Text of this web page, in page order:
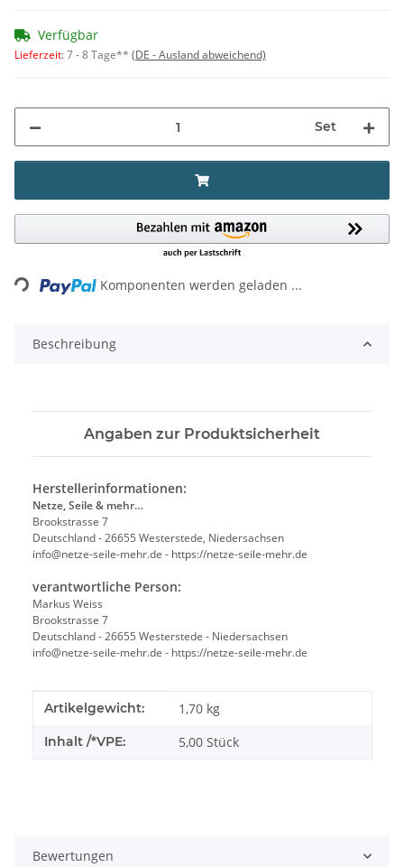
Verfügbar
Lieferzeit:7 - 8 Tage** (DE - Ausland abweichend)
Set
Loading... Komponenten werden geladen ...
Beschreibung
Angaben zur Produktsicherheit
Herstellerinformationen:
Netze, Seile & mehr…
Brookstrasse 7
Deutschland - 26655 Westerstede, Niedersachsen
info@netze-seile-mehr.de - https://netze-seile-mehr.de
verantwortliche Person:
Markus Weiss
Brookstrasse 7
Deutschland - 26655 Westerstede - Niedersachsen
info@netze-seile-mehr.de - https://netze-seile-mehr.de
Produkteigenschaft
Wert
Artikelgewicht: 1,70 kg
Inhalt /*VPE: 5,00 Stück
Bewertungen